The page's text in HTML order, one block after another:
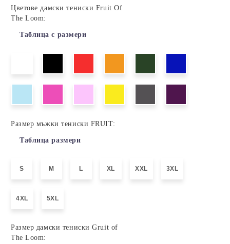
Цветове дамски тениски Fruit Of
The Loom:
Таблица с размери
Размер мъжки тениски FRUIT:
Таблица размери
S M L XL XXL 3XL
4XL 5XL
Размер дамски тениски Gruit of
The Loom: